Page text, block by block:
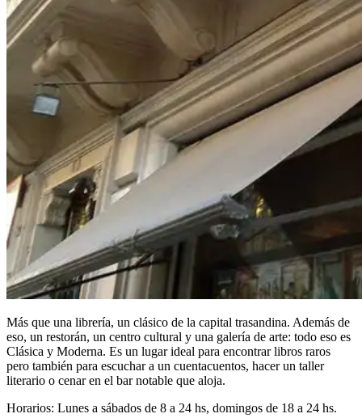
Más que una librería, un clásico de la capital trasandina. Además de
eso, un restorán, un centro cultural y una galería de arte: todo eso es
Clásica y Moderna. Es un lugar ideal para encontrar libros raros
pero también para escuchar a un cuentacuentos, hacer un taller
literario o cenar en el bar notable que aloja.
Horarios: Lunes a sábados de 8 a 24 hs, domingos de 18 a 24 hs.